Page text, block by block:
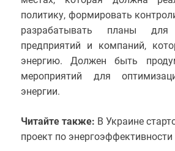
политику, формировать
разрабатывать планы для
предприятий и компаний,
энергию. Должен быть
мероприятий для
энергии.
Читайте также: В Украине
проект по энергоэффективности